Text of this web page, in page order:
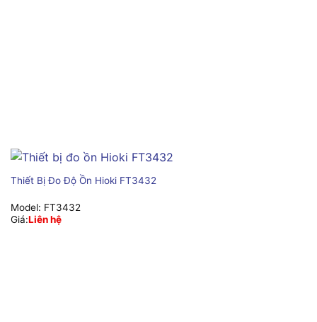
Thiết Bị Đo Độ Ồn Hioki FT3432
Model: FT3432
Giá:Liên hệ